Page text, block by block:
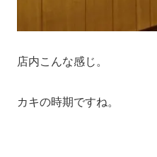
店内こんな感じ。
カキの時期ですね。